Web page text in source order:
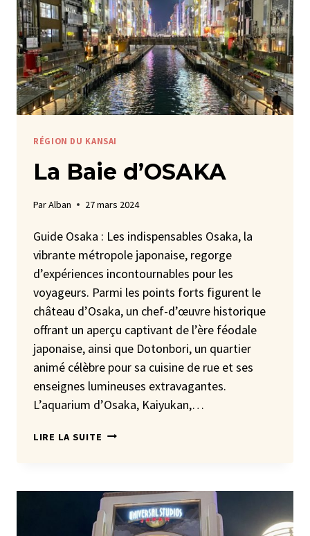
RÉGION DU KANSAI
La Baie d’OSAKA
ParAlban 27 mars 2024
Guide Osaka : Les indispensables Osaka, la
vibrante métropole japonaise, regorge
d’expériences incontournables pour les
voyageurs. Parmi les points forts figurent le
château d’Osaka, un chef-d’œuvre historique
offrant un aperçu captivant de l’ère féodale
japonaise, ainsi que Dotonbori, un quartier
animé célèbre pour sa cuisine de rue et ses
enseignes lumineuses extravagantes.
L’aquarium d’Osaka, Kaiyukan,…
LIRE LA SUITE LA